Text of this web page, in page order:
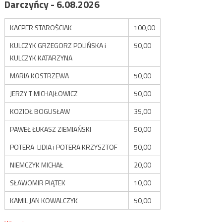
Darczyńcy - 6.08.2026
KACPER STAROŚCIAK
100,00
KULCZYK GRZEGORZ POLIŃSKA i
KULCZYK KATARZYNA
50,00
MARIA KOSTRZEWA
50,00
JERZY T MICHAJŁOWICZ
50,00
KOZIOŁ BOGUSŁAW
35,00
PAWEŁ ŁUKASZ ZIEMIAŃSKI
50,00
POTERA LIDIA i POTERA KRZYSZTOF
50,00
NIEMCZYK MICHAŁ
20,00
SŁAWOMIR PIĄTEK
10,00
KAMIL JAN KOWALCZYK
50,00